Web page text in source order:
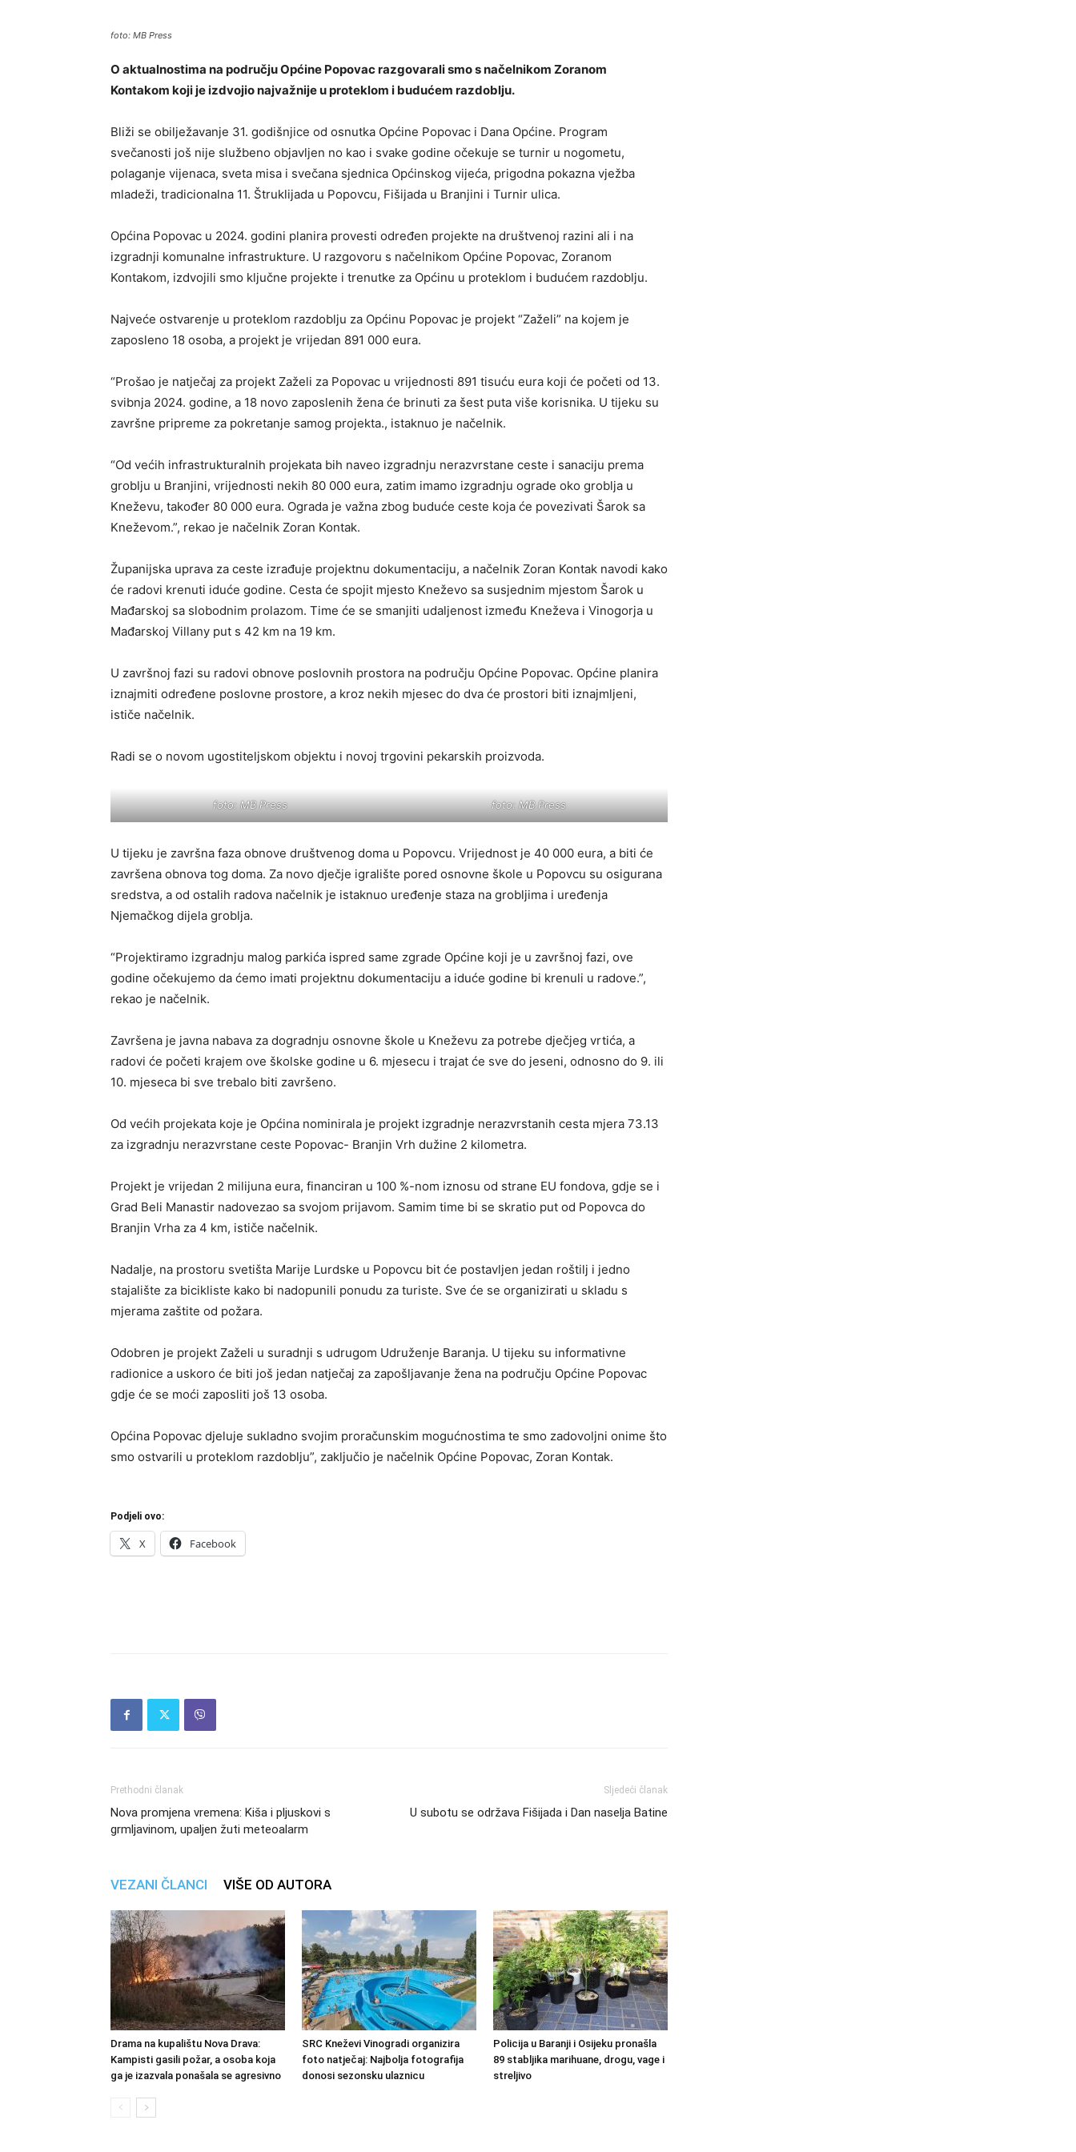
foto: MB Press
O aktualnostima na području Općine Popovac razgovarali smo s načelnikom Zoranom
Kontakom koji je izdvojio najvažnije u proteklom i budućem razdoblju.
Bliži se obilježavanje 31. godišnjice od osnutka Općine Popovac i Dana Općine. Program
svečanosti još nije službeno objavljen no kao i svake godine očekuje se turnir u nogometu,
polaganje vijenaca, sveta misa i svečana sjednica Općinskog vijeća, prigodna pokazna vježba
mladeži, tradicionalna 11. Štruklijada u Popovcu, Fišijada u Branjini i Turnir ulica.
Općina Popovac u 2024. godini planira provesti određen projekte na društvenoj razini ali i na
izgradnji komunalne infrastrukture. U razgovoru s načelnikom Općine Popovac, Zoranom
Kontakom, izdvojili smo ključne projekte i trenutke za Općinu u proteklom i budućem razdoblju.
Najveće ostvarenje u proteklom razdoblju za Općinu Popovac je projekt “Zaželi” na kojem je
zaposleno 18 osoba, a projekt je vrijedan 891 000 eura.
“Prošao je natječaj za projekt Zaželi za Popovac u vrijednosti 891 tisuću eura koji će početi od 13.
svibnja 2024. godine, a 18 novo zaposlenih žena će brinuti za šest puta više korisnika. U tijeku su
završne pripreme za pokretanje samog projekta., istaknuo je načelnik.
“Od većih infrastrukturalnih projekata bih naveo izgradnju nerazvrstane ceste i sanaciju prema
groblju u Branjini, vrijednosti nekih 80 000 eura, zatim imamo izgradnju ograde oko groblja u
Kneževu, također 80 000 eura. Ograda je važna zbog buduće ceste koja će povezivati Šarok sa
Kneževom.”, rekao je načelnik Zoran Kontak.
Županijska uprava za ceste izrađuje projektnu dokumentaciju, a načelnik Zoran Kontak navodi kako
će radovi krenuti iduće godine. Cesta će spojit mjesto Kneževo sa susjednim mjestom Šarok u
Mađarskoj sa slobodnim prolazom. Time će se smanjiti udaljenost između Kneževa i Vinogorja u
Mađarskoj Villany put s 42 km na 19 km.
U završnoj fazi su radovi obnove poslovnih prostora na području Općine Popovac. Općine planira
iznajmiti određene poslovne prostore, a kroz nekih mjesec do dva će prostori biti iznajmljeni,
ističe načelnik.
Radi se o novom ugostiteljskom objektu i novoj trgovini pekarskih proizvoda.
foto: MB Press foto: MB Press
U tijeku je završna faza obnove društvenog doma u Popovcu. Vrijednost je 40 000 eura, a biti će
završena obnova tog doma. Za novo dječje igralište pored osnovne škole u Popovcu su osigurana
sredstva, a od ostalih radova načelnik je istaknuo uređenje staza na grobljima i uređenja
Njemačkog dijela groblja.
“Projektiramo izgradnju malog parkića ispred same zgrade Općine koji je u završnoj fazi, ove
godine očekujemo da ćemo imati projektnu dokumentaciju a iduće godine bi krenuli u radove.”,
rekao je načelnik.
Završena je javna nabava za dogradnju osnovne škole u Kneževu za potrebe dječjeg vrtića, a
radovi će početi krajem ove školske godine u 6. mjesecu i trajat će sve do jeseni, odnosno do 9. ili
10. mjeseca bi sve trebalo biti završeno.
Od većih projekata koje je Općina nominirala je projekt izgradnje nerazvrstanih cesta mjera 73.13
za izgradnju nerazvrstane ceste Popovac- Branjin Vrh dužine 2 kilometra.
Projekt je vrijedan 2 milijuna eura, financiran u 100 %-nom iznosu od strane EU fondova, gdje se i
Grad Beli Manastir nadovezao sa svojom prijavom. Samim time bi se skratio put od Popovca do
Branjin Vrha za 4 km, ističe načelnik.
Nadalje, na prostoru svetišta Marije Lurdske u Popovcu bit će postavljen jedan roštilj i jedno
stajalište za bicikliste kako bi nadopunili ponudu za turiste. Sve će se organizirati u skladu s
mjerama zaštite od požara.
Odobren je projekt Zaželi u suradnji s udrugom Udruženje Baranja. U tijeku su informativne
radionice a uskoro će biti još jedan natječaj za zapošljavanje žena na području Općine Popovac
gdje će se moći zaposliti još 13 osoba.
Općina Popovac djeluje sukladno svojim proračunskim mogućnostima te smo zadovoljni onime što
smo ostvarili u proteklom razdoblju”, zaključio je načelnik Općine Popovac, Zoran Kontak.
Podjeli ovo:
X Facebook
Prethodni članak
Nova promjena vremena: Kiša i pljuskovi s
grmljavinom, upaljen žuti meteoalarm
Sljedeći članak
U subotu se održava Fišijada i Dan naselja Batine
VEZANI ČLANCI VIŠE OD AUTORA
Drama na kupalištu Nova Drava:
Kampisti gasili požar, a osoba koja
ga je izazvala ponašala se agresivno
SRC Kneževi Vinogradi organizira
foto natječaj: Najbolja fotografija
donosi sezonsku ulaznicu
Policija u Baranji i Osijeku pronašla
89 stabljika marihuane, drogu, vage i
streljivo